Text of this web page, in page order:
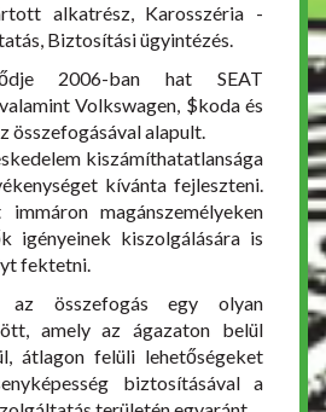
alkatrész, Karosszéria -
Biztosítási ügyintézés.
2006-ban hat SEAT
Volkswagen, $koda és
összefogásával alapult.
kiszámíthatatlansága
kívánta fejleszteni.
magánszemélyeken
igényeinek kiszolgálására is
fektetni.
az összefogás egy olyan
amely az ágazaton belül
átlagon felüli lehetőségeket
biztosításával a